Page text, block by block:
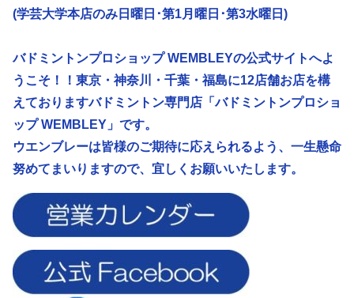
(学芸大学本店のみ日曜日･第1月曜日･第3水曜日)
バドミントンプロショップ WEMBLEYの公式サイトへよ
うこそ！！東京・神奈川・千葉・福島に12店舗お店を構
えておりますバドミントン専門店「バドミントンプロショ
ップ WEMBLEY」です。
ウエンブレーは皆様のご期待に応えられるよう、 一生懸命
努めてまいりますので、宜しくお願いいたします。